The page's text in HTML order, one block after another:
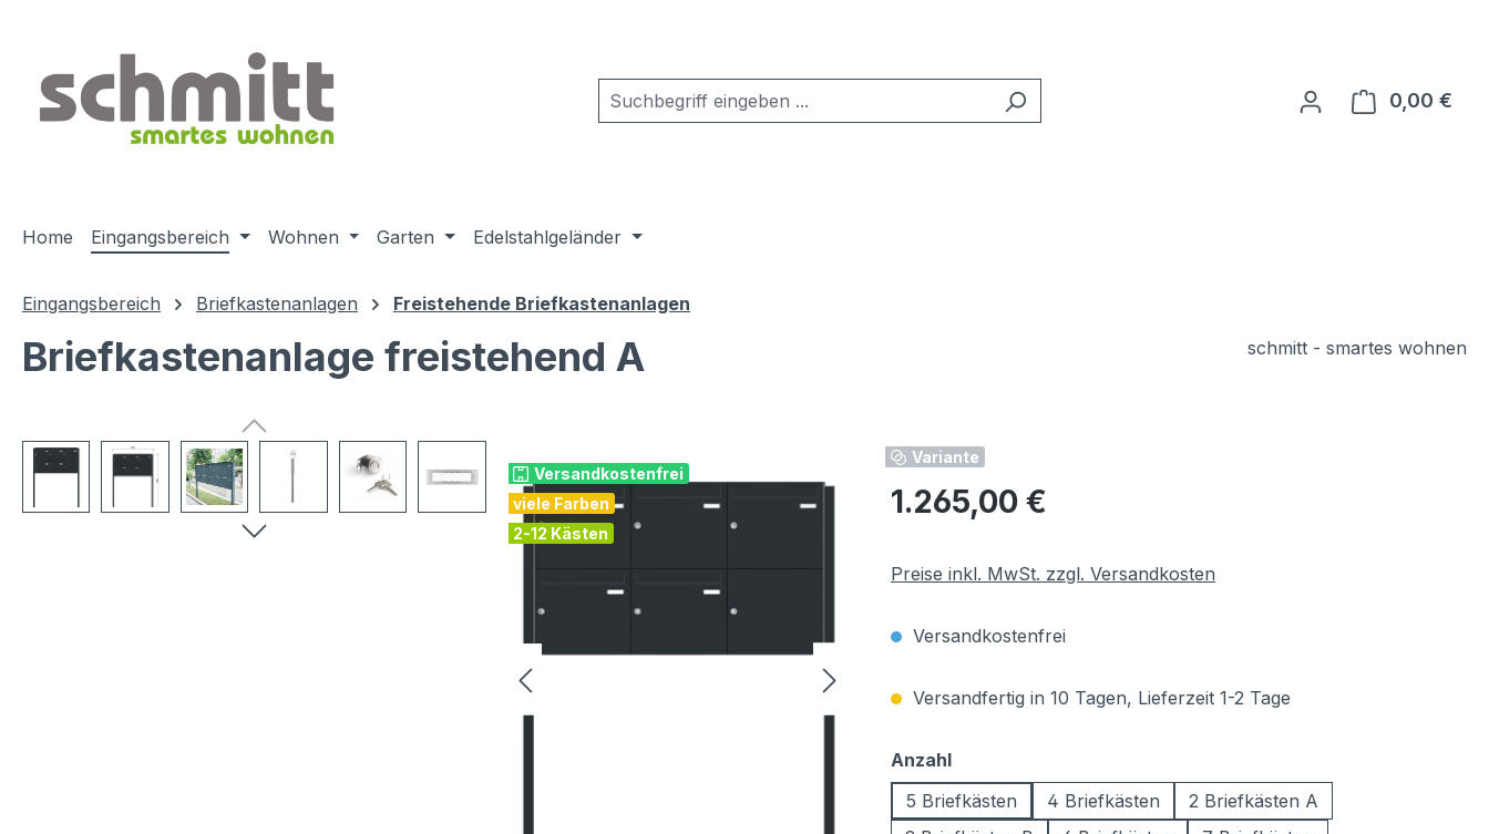
0,00 €
Home Eingangsbereich Wohnen Garten Edelstahlgeländer
Eingangsbereich Briefkastenanlagen Freistehende Briefkastenanlagen
Briefkastenanlage freistehend A schmitt - smartes wohnen
Versandkostenfrei
viele Farben
2-12 Kästen
Variante
Regulärer Preis:
1.265,00 €
Preise inkl. MwSt. zzgl. Versandkosten
Versandkostenfrei
Versandfertig in 10 Tagen, Lieferzeit 1-2 Tage
Anzahlauswählen
5 Briefkästen
4 Briefkästen
2 Briefkästen A